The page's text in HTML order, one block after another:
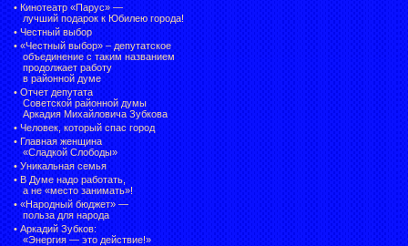
• Кинотеатр «Парус» —
лучший подарок к Юбилею города!
• Честный выбор
• «Честный выбор» – депутатское
объединение с таким названием
продолжает работу
в районной думе
• Отчет депутата
Советской районной думы
Аркадия Михайловича Зубкова
• Человек, который спас город
• Главная женщина
«Сладкой Слободы»
• Уникальная семья
• В Думе надо работать,
а не «место занимать»!
• «Народный бюджет» —
польза для народа
• Аркадий Зубков:
«Энергия — это действие!»